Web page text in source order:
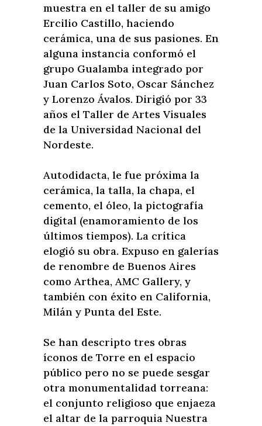
muestra en el taller de su amigo
Ercilio Castillo, haciendo
cerámica, una de sus pasiones. En
alguna instancia conformó el
grupo Gualamba integrado por
Juan Carlos Soto, Oscar Sánchez
y Lorenzo Ávalos. Dirigió por 33
años el Taller de Artes Visuales
de la Universidad Nacional del
Nordeste.
Autodidacta, le fue próxima la
cerámica, la talla, la chapa, el
cemento, el óleo, la pictografía
digital (enamoramiento de los
últimos tiempos). La crítica
elogió su obra. Expuso en galerías
de renombre de Buenos Aires
como Arthea, AMC Gallery, y
también con éxito en California,
Milán y Punta del Este.
Se han descripto tres obras
íconos de Torre en el espacio
público pero no se puede sesgar
otra monumentalidad torreana:
el conjunto religioso que enjaeza
el altar de la parroquia Nuestra